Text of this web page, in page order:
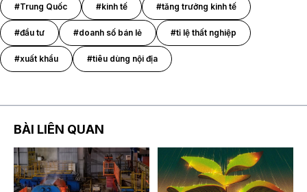
#Trung Quốc #kinh tế #tăng trưởng kinh tế
#đầu tư #doanh số bán lẻ #tỉ lệ thất nghiệp
#xuất khẩu #tiêu dùng nội địa
BÀI LIÊN QUAN